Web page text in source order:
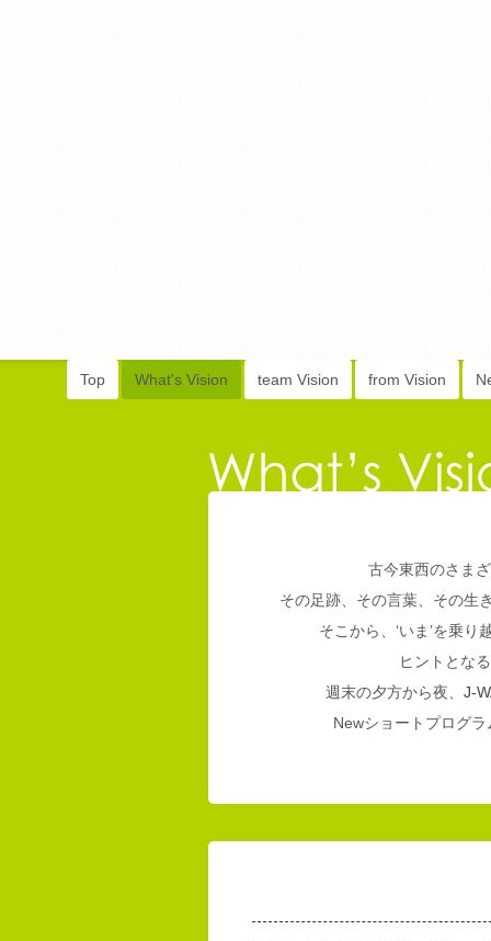
Top What's Vision team Vision from Vision
古今東西のさま
その足跡、その言葉、その生
そこから、‘いま’を乗
ヒントとな
週末の夕方から夜、 J-
Newショートプログ